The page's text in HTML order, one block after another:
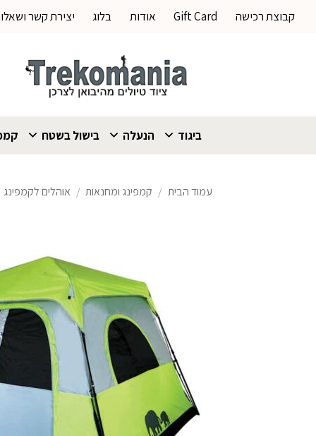
קבוצת רכישה Gift Card אודות בלוג יצירת קשר
ביגוד הנעלה בישול בשטח
עמוד הבית / קמפינג ומחנאות / אוהלים לקמפינג